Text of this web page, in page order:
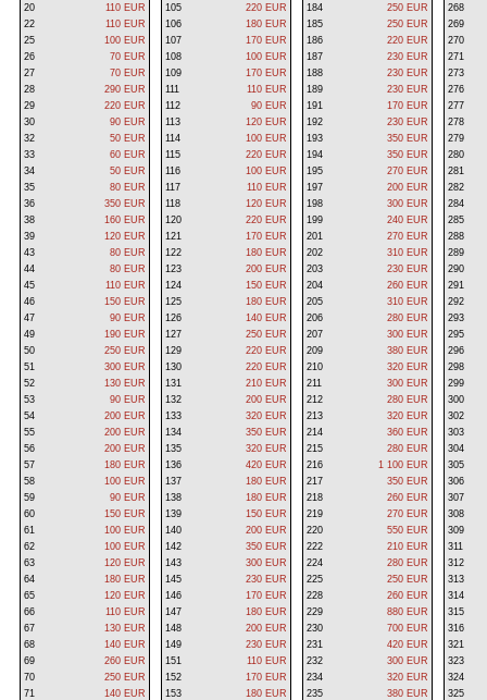
20
110 EUR
22
110 EUR
25
100 EUR
26
70 EUR
27
70 EUR
28
290 EUR
29
220 EUR
30
90 EUR
32
50 EUR
33
60 EUR
34
50 EUR
35
80 EUR
36
350 EUR
38
160 EUR
39
120 EUR
43
80 EUR
44
80 EUR
45
110 EUR
46
150 EUR
47
90 EUR
49
190 EUR
50
250 EUR
51
300 EUR
52
130 EUR
53
90 EUR
54
200 EUR
55
200 EUR
56
200 EUR
57
180 EUR
58
100 EUR
59
90 EUR
60
150 EUR
61
100 EUR
62
100 EUR
63
120 EUR
64
180 EUR
65
120 EUR
66
110 EUR
67
130 EUR
68
140 EUR
69
260 EUR
70
250 EUR
71
140 EUR
105
220 EUR
106
180 EUR
107
170 EUR
108
100 EUR
109
170 EUR
111
110 EUR
112
90 EUR
113
120 EUR
114
100 EUR
115
220 EUR
116
100 EUR
117
110 EUR
118
120 EUR
120
220 EUR
121
170 EUR
122
180 EUR
123
200 EUR
124
150 EUR
125
180 EUR
126
140 EUR
127
250 EUR
129
220 EUR
130
220 EUR
131
210 EUR
132
200 EUR
133
320 EUR
134
350 EUR
135
320 EUR
136
420 EUR
137
180 EUR
138
180 EUR
139
150 EUR
140
200 EUR
142
350 EUR
143
300 EUR
145
230 EUR
146
170 EUR
147
180 EUR
148
200 EUR
149
230 EUR
151
110 EUR
152
170 EUR
153
180 EUR
184
250 EUR
185
250 EUR
186
220 EUR
187
230 EUR
188
230 EUR
189
230 EUR
191
170 EUR
192
230 EUR
193
350 EUR
194
350 EUR
195
270 EUR
197
200 EUR
198
300 EUR
199
240 EUR
201
270 EUR
202
310 EUR
203
230 EUR
204
260 EUR
205
310 EUR
206
280 EUR
207
300 EUR
209
380 EUR
210
320 EUR
211
300 EUR
212
280 EUR
213
320 EUR
214
360 EUR
215
280 EUR
216
1 100 EUR
217
350 EUR
218
260 EUR
219
270 EUR
220
550 EUR
222
210 EUR
224
280 EUR
225
250 EUR
228
260 EUR
229
880 EUR
230
700 EUR
231
420 EUR
232
300 EUR
234
320 EUR
235
380 EUR
268
269
270
271
273
276
277
278
279
280
281
282
284
285
288
289
290
291
292
293
295
296
298
299
300
302
303
304
305
306
307
308
309
311
312
313
314
315
316
321
323
324
325